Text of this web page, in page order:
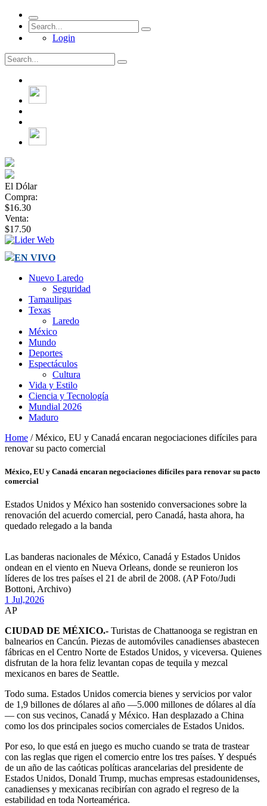
Login
El Dólar
Compra:
$16.30
Venta:
$17.50
EN VIVO
Nuevo Laredo
Seguridad
Tamaulipas
Texas
Laredo
México
Mundo
Deportes
Espectáculos
Cultura
Vida y Estilo
Ciencia y Tecnología
Mundial 2026
Maduro
Home / México, EU y Canadá encaran negociaciones difíciles para
renovar su pacto comercial
México, EU y Canadá encaran negociaciones difíciles para renovar su pacto
comercial
Estados Unidos y México han sostenido conversaciones sobre la
renovación del acuerdo comercial, pero Canadá, hasta ahora, ha
quedado relegado a la banda
Las banderas nacionales de México, Canadá y Estados Unidos
ondean en el viento en Nueva Orleans, donde se reunieron los
líderes de los tres países el 21 de abril de 2008. (AP Foto/Judi
Bottoni, Archivo)
1 Jul,2026
AP
CIUDAD DE MÉXICO.- Turistas de Chattanooga se registran en
balnearios en Cancún. Piezas de automóviles canadienses abastecen
fábricas en el Centro Norte de Estados Unidos, y viceversa. Quienes
disfrutan de la hora feliz levantan copas de tequila y mezcal
mexicanos en bares de Seattle.
Todo suma. Estados Unidos comercia bienes y servicios por valor
de 1,9 billones de dólares al año —5.000 millones de dólares al día
— con sus vecinos, Canadá y México. Han desplazado a China
como los dos principales socios comerciales de Estados Unidos.
Por eso, lo que está en juego es mucho cuando se trata de trastear
con las reglas que rigen el comercio entre los tres países. Y después
de un año de las caóticas políticas arancelarias del presidente de
Estados Unidos, Donald Trump, muchas empresas estadounidenses,
canadienses y mexicanas recibirían con agrado el regreso de la
estabilidad en toda Norteamérica.